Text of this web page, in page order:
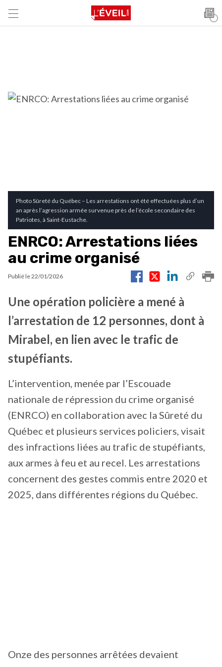
Photo Sûreté du Québec – Les arrestations ont été effectuées plus d’un
an après l’agression armée survenue près de l’école secondaire des
Patriotes, à Saint-Eustache.
ENRCO: Arrestations liées
au crime organisé
Publié le22/01/2026
Une opération policière a mené à
l’arrestation de 12 personnes, dont à
Mirabel, en lien avec le trafic de
stupéfiants.
L’intervention, menée par l’Escouade
nationale de répression du crime organisé
(ENRCO) en collaboration avec la Sûreté du
Québec et plusieurs services policiers, visait
des infractions liées au trafic de stupéfiants,
aux armes à feu et au recel. Les arrestations
concernent des gestes commis entre 2020 et
2025, dans différentes régions du Québec.
Onze des personnes arrêtées devaient